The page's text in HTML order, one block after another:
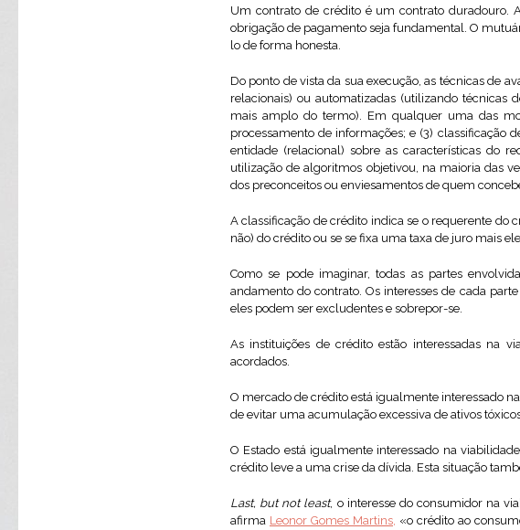
Um contrato de crédito é um contrato duradouro.
obrigação de pagamento seja fundamental. O
lo de forma honesta.
Do ponto de vista da sua execução, as técnicas de
relacionais) ou automatizadas (utilizando
mais amplo do termo). Em qualquer uma das
processamento de informações; e (3) classificação
entidade (relacional) sobre as características do
utilização de algoritmos objetivou, na maioria das
dos preconceitos ou enviesamentos de quem
A classificação de crédito indica se o requerente do
não) do crédito ou se se fixa uma taxa de juro mais
Como se pode imaginar, todas as partes
andamento do contrato. Os interesses de cada
eles podem ser excludentes e sobrepor-se.
As instituições de crédito estão interessadas na
acordados.
O mercado de crédito está igualmente interessado
de evitar uma acumulação excessiva de ativos
O Estado está igualmente interessado na
crédito leve a uma crise da dívida. Esta situação
Last, but not least, o interesse do consumidor na
afirma Leonor Gomes Martins, «o crédito ao